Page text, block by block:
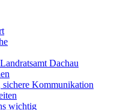
Dachau
sichere Kommunikation
wichtig